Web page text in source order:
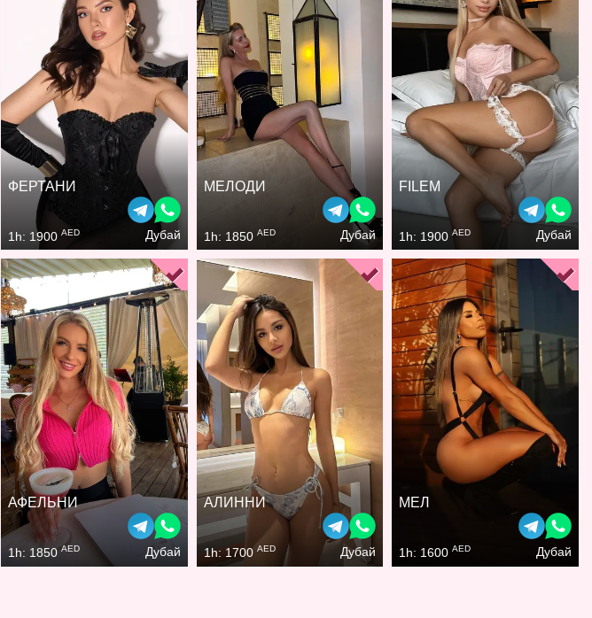
ФЕРТАНИ
1h: 1900 AED Дубай
МЕЛОДИ
1h: 1850 AED Дубай
FILEM
1h: 1900AED Дубай
АФЕЛЬНИ
1h: 1850 AED Дубай
АЛИННИ
1h: 1700 AED Дубай
МЕЛ
1h: 1600AED Дубай